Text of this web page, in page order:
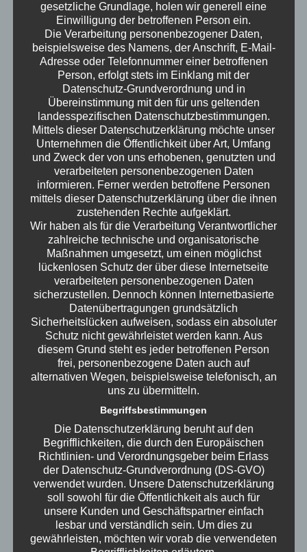
9,99€/Monat
8,39€ Netto
Kostenlose Demo testen
Zur Demo
UnendlichAufträge verwalten
UnendlichKunden verwalten
Täglichautomatische Sicherung
KostenloserSupport und Beratung
KostenloseErsteinweisung
Mehr erfahren
FastBilling jährlich
99,99€/Jahr
84,03€ Netto
gesetzliche Grundlage, holen wir generell eine
Einwilligung der betroffenen Person ein.
Die Verarbeitung personenbezogener Daten,
beispielsweise des Namens, der Anschrift, E-Mail-
Adresse oder Telefonnummer einer betroffenen
Person, erfolgt stets im Einklang mit der
Datenschutz-Grundverordnung und in
Übereinstimmung mit den für uns geltenden
landesspezifischen Datenschutzbestimmungen.
Mittels dieser Datenschutzerklärung möchte unser
Unternehmen die Öffentlichkeit über Art, Umfang
und Zweck der von uns erhobenen, genutzten und
verarbeiteten personenbezogenen Daten
informieren. Ferner werden betroffene Personen
mittels dieser Datenschutzerklärung über die ihnen
zustehenden Rechte aufgeklärt.
Wir haben als für die Verarbeitung Verantwortlicher
zahlreiche technische und organisatorische
Maßnahmen umgesetzt, um einen möglichst
lückenlosen Schutz der über diese Internetseite
verarbeiteten personenbezogenen Daten
sicherzustellen. Dennoch können Internetbasierte
Datenübertragungen grundsätzlich
Sicherheitslücken aufweisen, sodass ein absoluter
Schutz nicht gewährleistet werden kann. Aus
diesem Grund steht es jeder betroffenen Person
frei, personenbezogene Daten auch auf
alternativen Wegen, beispielsweise telefonisch, an
uns zu übermitteln.
Begriffsbestimmungen
Die Datenschutzerklärung beruht auf den
Begrifflichkeiten, die durch den Europäischen
Richtlinien- und Verordnungsgeber beim Erlass
der Datenschutz-Grundverordnung (DS-GVO)
verwendet wurden. Unsere Datenschutzerklärung
soll sowohl für die Öffentlichkeit als auch für
unsere Kunden und Geschäftspartner einfach
lesbar und verständlich sein. Um dies zu
gewährleisten, möchten wir vorab die verwendeten